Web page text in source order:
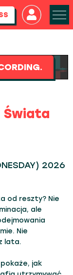
Świata
2026
od reszty? Nie
ale
Nie
lata.
jak